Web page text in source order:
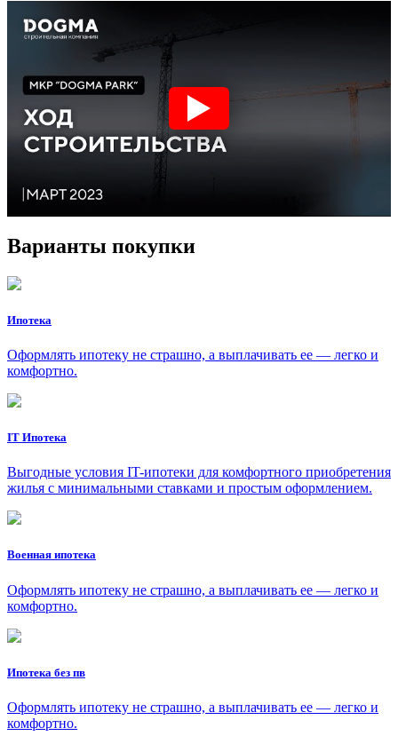
Варианты покупки
Ипотека
Оформлять ипотеку не страшно, а выплачивать ее — легко и
комфортно.
IT Ипотека
Выгодные условия IT-ипотеки для комфортного приобретения
жилья с минимальными ставками и простым оформлением.
Военная ипотека
Оформлять ипотеку не страшно, а выплачивать ее — легко и
комфортно.
Ипотека без пв
Оформлять ипотеку не страшно, а выплачивать ее — легко и
комфортно.